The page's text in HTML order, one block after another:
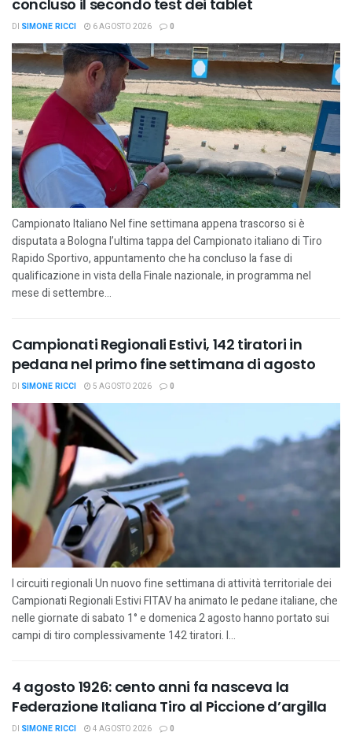
concluso il secondo test dei tablet
DI SIMONE RICCI 6 AGOSTO 2026 0
Campionato Italiano Nel fine settimana appena trascorso si è
disputata a Bologna l’ultima tappa del Campionato italiano di Tiro
Rapido Sportivo, appuntamento che ha concluso la fase di
qualificazione in vista della Finale nazionale, in programma nel
mese di settembre...
Campionati Regionali Estivi, 142 tiratori in
pedana nel primo fine settimana di agosto
DI SIMONE RICCI 5 AGOSTO 2026 0
I circuiti regionali Un nuovo fine settimana di attività territoriale dei
Campionati Regionali Estivi FITAV ha animato le pedane italiane, che
nelle giornate di sabato 1° e domenica 2 agosto hanno portato sui
campi di tiro complessivamente 142 tiratori. I...
4 agosto 1926: cento anni fa nasceva la
Federazione Italiana Tiro al Piccione d’argilla
DI SIMONE RICCI 4 AGOSTO 2026 0